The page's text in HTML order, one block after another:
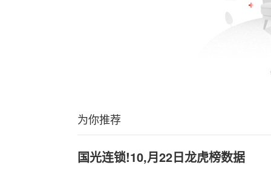
为你推荐
国光连锁!10,月22日龙虎榜数据